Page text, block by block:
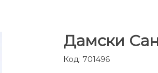
Дамски
Код: 701496